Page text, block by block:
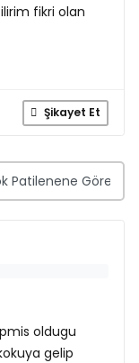
fikri olan
Şikayet Et
oldugu
gelip